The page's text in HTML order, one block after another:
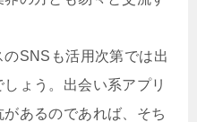
SNSも活用次第では出
ょう。出会い系アプリ
あるのであれば、そち